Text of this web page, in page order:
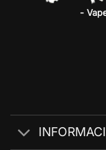
-